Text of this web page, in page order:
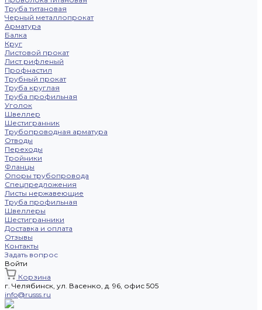
Труба титановая
Черный металлопрокат
Арматура
Балка
Круг
Листовой прокат
Лист рифленый
Профнастил
Трубный прокат
Труба круглая
Труба профильная
Уголок
Швеллер
Шестигранник
Трубопроводная арматура
Отводы
Переходы
Тройники
Фланцы
Опоры трубопровода
Спецпредложения
Листы нержавеющие
Труба профильная
Швеллеры
Шестигранники
Доставка и оплата
Отзывы
Контакты
Задать вопрос
Войти
Корзина
г. Челябинск, ул. Васенко, д. 96, офис 505
info@russs.ru